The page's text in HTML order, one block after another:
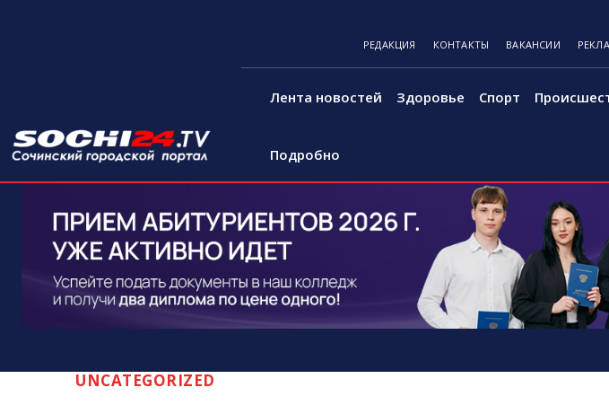
РЕДАКЦИЯ КОНТАКТЫ ВАКАНСИИ
Лента новостей Здоровье Спорт
Подробно
UNCATEGORIZED